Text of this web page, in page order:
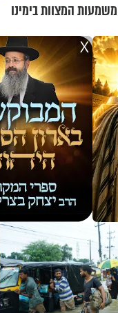
המצוות בימינו
X